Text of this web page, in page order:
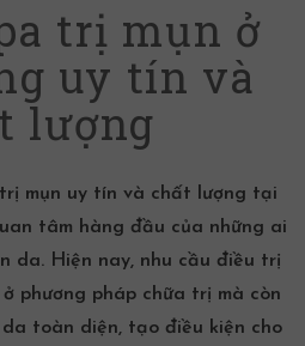
trị mụn ở
uy tín và
lượng
mụn uy tín và chất lượng tại
tâm hàng đầu của những ai
da. Hiện nay, nhu cầu điều trị
phương pháp chữa trị mà còn
da toàn diện, tạo điều kiện cho